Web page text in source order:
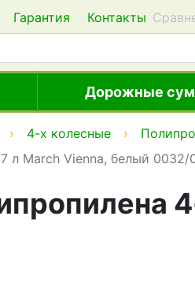
Гарантия Контакты
Дорожные
4-х колесные
л March Vienna, белый 0032/